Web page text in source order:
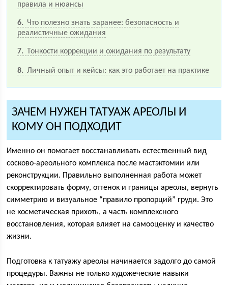
правила и нюансы
6
Что полезно знать заранее: безопасность и
реалистичные ожидания
7 Тонкости коррекции и ожидания по результату
8 Личный опыт и кейсы: как это работает на практике
ЗАЧЕМ НУЖЕН ТАТУАЖ АРЕОЛЫ И
КОМУ ОН ПОДХОДИТ
Именно он помогает восстанавливать естественный вид
сосково-ареольного комплекса после мастэктомии или
реконструкции. Правильно выполненная работа может
скорректировать форму, оттенок и границы ареолы, вернуть
симметрию и визуальное “правило пропорций” груди. Это
не косметическая прихоть, а часть комплексного
восстановления, которая влияет на самооценку и качество
жизни.
Подготовка к татуажу ареолы начинается задолго до самой
процедуры. Важны не только художеческие навыки